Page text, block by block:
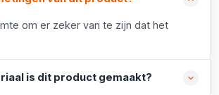
om er zeker van te zijn dat het
is dit product gemaakt?